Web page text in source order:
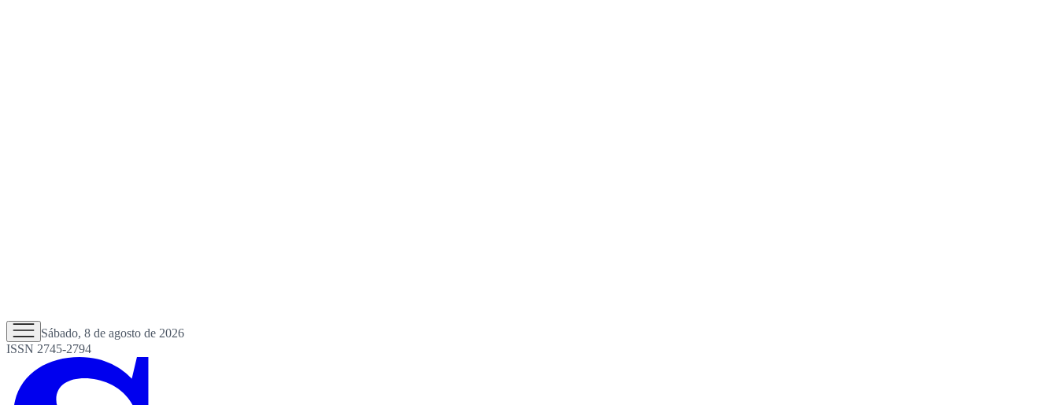
Sábado, 8 de agosto de 2026
ISSN 2745-2794